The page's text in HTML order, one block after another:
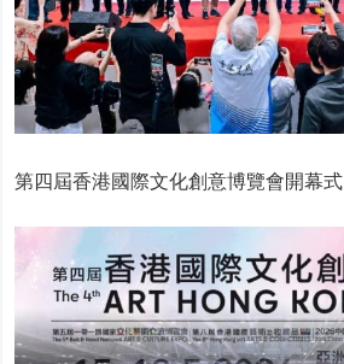
第四屆香港國際文化創意博覽會開幕式